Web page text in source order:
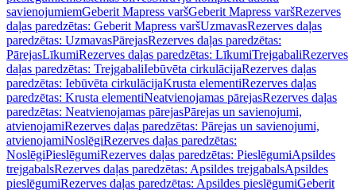
savienojumiemGeberit Mapress varšGeberit Mapress varšRezerves
daļas paredzētas: Geberit Mapress varšUzmavasRezerves daļas
paredzētas: UzmavasPārejasRezerves daļas paredzētas:
PārejasLīkumiRezerves daļas paredzētas: LīkumiTrejgabaliRezerves
daļas paredzētas: TrejgabaliIebūvēta cirkulācijaRezerves daļas
paredzētas: Iebūvēta cirkulācijaKrusta elementiRezerves daļas
paredzētas: Krusta elementiNeatvienojamas pārejasRezerves daļas
paredzētas: Neatvienojamas pārejasPārejas un savienojumi,
atvienojamiRezerves daļas paredzētas: Pārejas un savienojumi,
atvienojamiNoslēgiRezerves daļas paredzētas:
NoslēgiPieslēgumiRezerves daļas paredzētas: PieslēgumiApsildes
trejgabalsRezerves daļas paredzētas: Apsildes trejgabalsApsildes
pieslēgumiRezerves daļas paredzētas: Apsildes pieslēgumiGeberit